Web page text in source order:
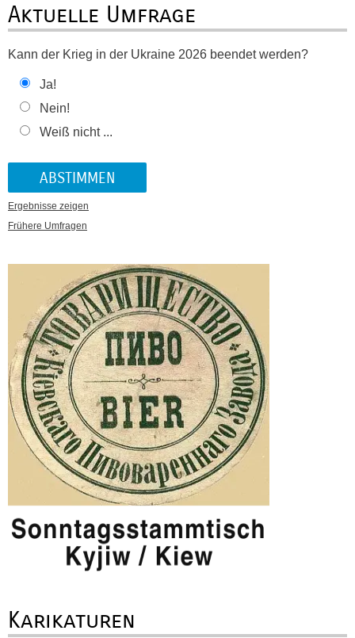
Aktuelle Umfrage
Kann der Krieg in der Ukraine 2026 beendet werden?
Ja!
Nein!
Weiß nicht ...
Ergebnisse zeigen
Frühere Umfragen
Karikaturen